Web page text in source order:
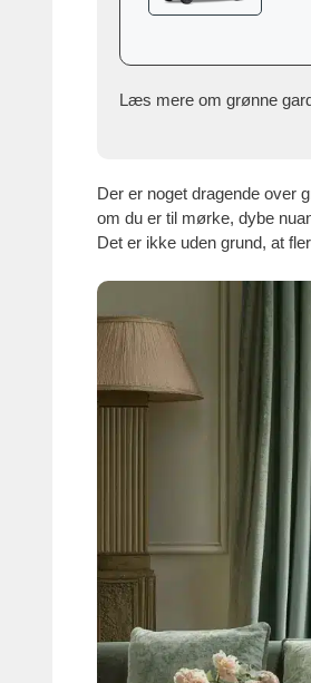
Læs mere om grønne
Der er noget dragende over
om du er til mørke, dybe
Det er ikke uden grund, at